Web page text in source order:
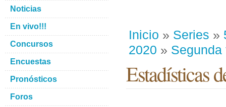
Inicio » Series »
2020 » Segunda
Estadísticas
Noticias
En vivo!!!
Concursos
Encuestas
Pronósticos
Foros